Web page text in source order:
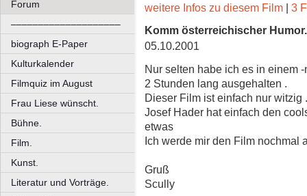
Forum
––––––––––––––––––––
biograph E-Paper
Kulturkalender
Filmquiz im August
Frau Liese wünscht.
Bühne.
Film.
Kunst.
Literatur und Vorträge.
weitere Infos zu diesem Film | 3
Komm österreichischer
05.10.2001
Nur selten habe ich es in einem
2 Stunden lang ausgehalten .
Dieser Film ist einfach nur witzig
Josef Hader hat einfach den
etwas
Ich werde mir den Film nochmal
Gruß
Scully